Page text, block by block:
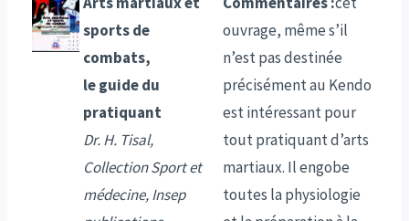
sports de
combats,
le guide du
pratiquant
Dr. H. Tisal,
Collection Sport et
médecine, Insep
ouvrage, même s’il
n’est pas destinée
précisément au Kendo
est intéressant pour
tout pratiquant d’arts
martiaux. Il engobe
toutes la physiologie